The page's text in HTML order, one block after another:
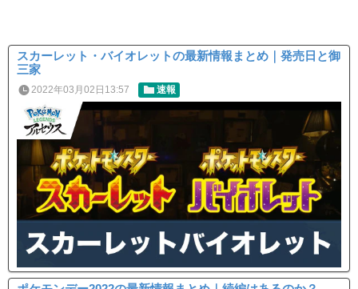
スカーレット・バイオレットの最新情報まとめ｜発売日と御
三家
2022年03月02日13:57 速報